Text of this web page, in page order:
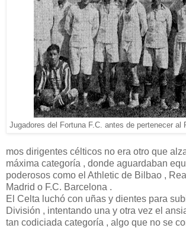
Jugadores del Fortuna F.C. antes de pertenecer al
mos dirigentes célticos no era otro que
máxima categoría , donde aguardaban
poderosos como el Athletic de Bilbao ,
Madrid o F.C. Barcelona .
El Celta luchó con uñas y dientes para
División , intentando una y otra vez el
tan codiciada categoría , algo que no se